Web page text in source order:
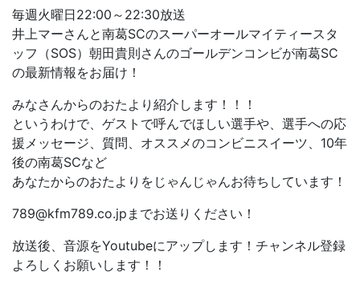
毎週火曜日22:00～22:30放送
井上マーさんと南葛SCのスーパーオールマイティースタ
ッフ（SOS）朝田貴則さんのゴールデンコンビが南葛SC
の最新情報をお届け！
みなさんからのおたより紹介します！！！
というわけで、ゲストで呼んでほしい選手や、選手への応
援メッセージ、質問、オススメのコンビニスイーツ、10年
後の南葛SCなど
あなたからのおたよりをじゃんじゃんお待ちしています！
789@kfm789.co.jpまでお送りください！
放送後、音源をYoutubeにアップします！チャンネル登録
よろしくお願いします！！